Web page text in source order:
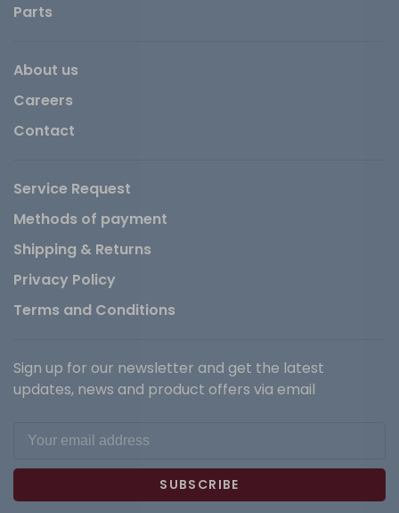
Parts
About us
Careers
Contact
Service Request
Methods of payment
Shipping & Returns
Privacy Policy
Terms and Conditions
Sign up for our newsletter and get the latest
updates, news and product offers via email
SUBSCRIBE